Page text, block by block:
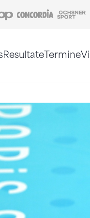
Coop
ResultateTermine